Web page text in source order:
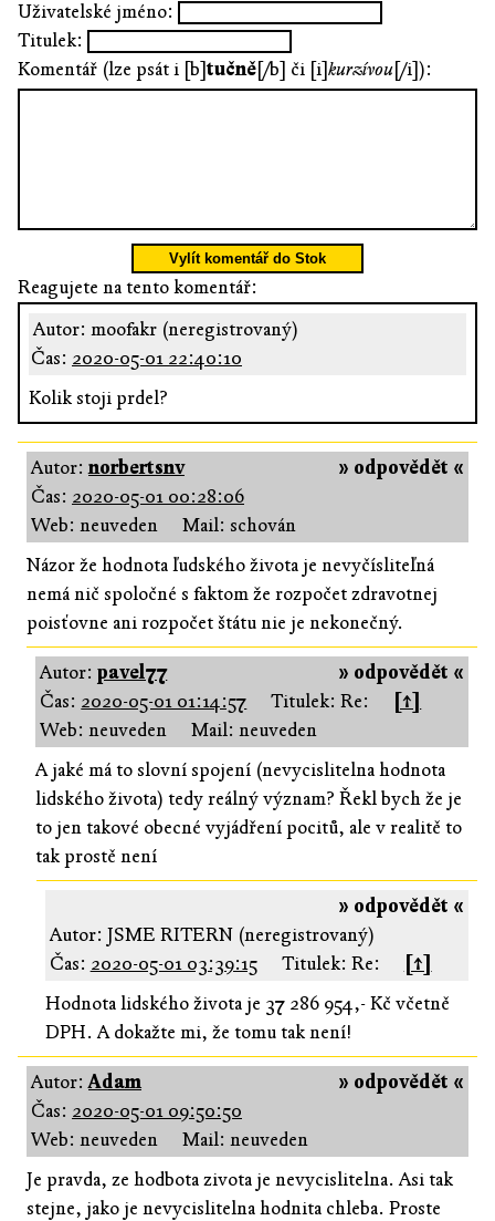
Uživatelské jméno:
Titulek:
Komentář (lze psát i [b]tučně[/b] či [i]kurzívou[/i]):
Vylít komentář do Stok
Reagujete na tento komentář:
Autor: moofakr (neregistrovaný)
Čas: 2020-05-01 22:40:10
Kolik stoji prdel?
» odpovědět «
Autor:norbertsnv
Čas: 2020-05-01 00:28:06
Web: neuveden
Mail: schován
Názor že hodnota ľudského života je nevyčísliteľná
nemá nič spoločné s faktom že rozpočet zdravotnej
poisťovne ani rozpočet štátu nie je nekonečný.
» odpovědět «
Autor:pavel77
Čas: 2020-05-01 01:14:57 Titulek: Re:
[↑]
Web: neuveden
Mail: neuveden
A jaké má to slovní spojení (nevycislitelna hodnota
lidského života) tedy reálný význam? Řekl bych že je
to jen takové obecné vyjádření pocitů, ale v realitě to
tak prostě není
» odpovědět «
Autor: JSME RITERN (neregistrovaný)
Čas: 2020-05-01 03:39:15 Titulek: Re:
[↑]
Hodnota lidského života je 37 286 954,- Kč včetně
DPH. A dokažte mi, že tomu tak není!
» odpovědět «
Autor:Adam
Čas: 2020-05-01 09:50:50
Web: neuveden
Mail: neuveden
Je pravda, ze hodbota zivota je nevycislitelna. Asi tak
stejne, jako je nevycislitelna hodnita chleba. Proste